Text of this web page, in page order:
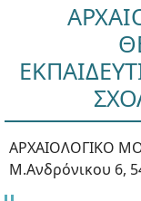
ΑΡΧΑΙΟΛΟΓΙΚΟ
Μ.Ανδρόνικου 6,